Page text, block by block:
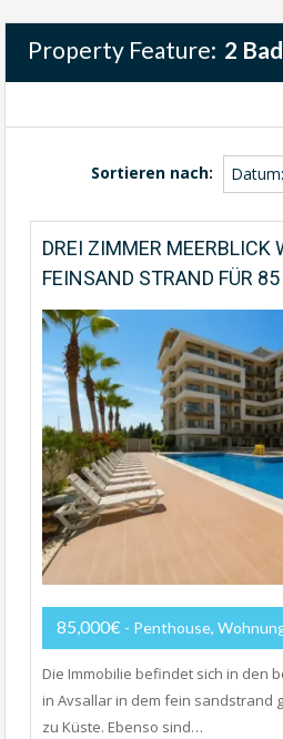
Property Feature: 2
Sortieren nach:
DREI ZIMMER MEERBLICK
FEINSAND STRAND FÜR
85,000€ - Penthouse,
Die Immobilie befindet sich in den
in Avsallar in dem fein sandstrand
zu Küste. Ebenso sind…